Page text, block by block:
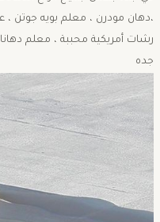
،دهان مودرن ، معلم بويه جوتن ،
رشات أمريكية محببة ، معلم
جده